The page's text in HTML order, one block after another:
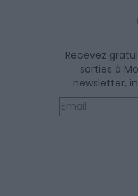
Recevez
sorties à
newsletter,